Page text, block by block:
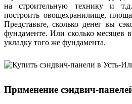
на строительную технику и
построить овощехранилище,
Представьте, сколько денег вы
фундаменте. Или сколько месяцев
укладку того же фундамента.
Применение сэндвич-